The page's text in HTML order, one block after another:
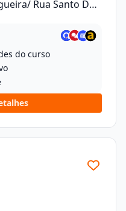
Rua Santo De
do curso